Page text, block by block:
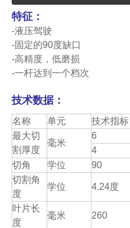
特征：
-液压驾驶
-固定的90度缺口
-高精度，低磨损
-一杆达到一个档次
技术数据：
名称 单元
技术指标
最大切
割厚度
毫米
6
4
切角
学位
90
切割角
度
学位 4.24度
叶片长
度
毫米 260